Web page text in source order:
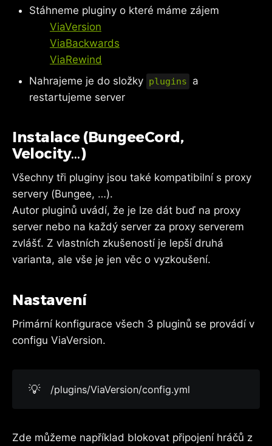
Stáhneme pluginy o které máme zájem
ViaVersion
ViaBackwards
ViaRewind
Nahrajeme je do složky plugins
a
restartujeme server
Instalace (BungeeCord,
Velocity…)
Všechny tři pluginy jsou také kompatibilní s proxy
servery (Bungee, …).
Autor pluginů uvádí, že je lze dát buď na proxy
server nebo na každý server za proxy serverem
zvlášť. Z vlastních zkušeností je lepší druhá
varianta, ale vše je jen věc o vyzkoušení.
Nastavení
Primární konfigurace všech 3 pluginů se provádí v
configu ViaVersion.
💡 /plugins/ViaVersion/config.yml
Zde můžeme například blokovat připojení hráčů z